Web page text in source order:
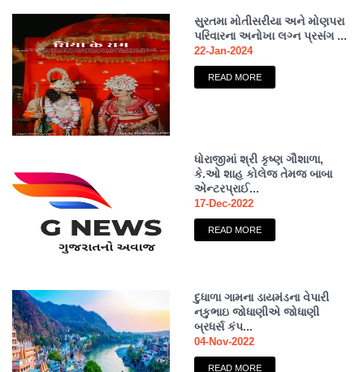
સુરતમા મોતીસરીયા અને મોણપરા
પરિવારના અનોખા લગ્ન પ્રસંગ ...
22-Jan-2024
READ MORE
ધોરાજીમાં શ્રી કૃષ્ણ ગૌશાળા,
કે.ઓ શાહ કોલેજ તેમજ બાબા
એન્ટરપ્રાઈ...
17-Dec-2022
READ MORE
દુધાળા ગામના ડાયમંડના વેપારી
નકુભાઇ જોધાણીએ જોધાણી
બ્રધર્સ કંપ...
04-Nov-2022
READ MORE